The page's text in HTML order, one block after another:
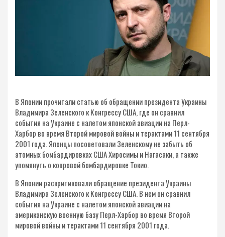
В Японии прочитали статью об обращении президента Украины
Владимира Зеленского к Конгрессу США, где он сравнил
события на Украине с налетом японской авиации на Перл-
Харбор во время Второй мировой войны и терактами 11 сентября
2001 года. Японцы посоветовали Зеленскому не забыть об
атомных бомбардировках США Хиросимы и Нагасаки, а также
упомянуть о ковровой бомбардировке Токио.
В Японии раскритиковали обращение президента Украины
Владимира Зеленского к Конгрессу США. В нем он сравнил
события на Украине с налетом японской авиации на
американскую военную базу Перл-Харбор во время Второй
мировой войны и терактами 11 сентября 2001 года.